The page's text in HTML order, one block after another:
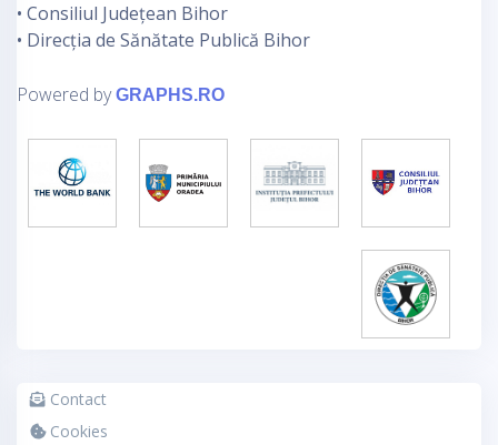
• Consiliul Județean Bihor
• Direcția de Sănătate Publică Bihor
Powered byGRAPHS.RO
Contact
Cookies